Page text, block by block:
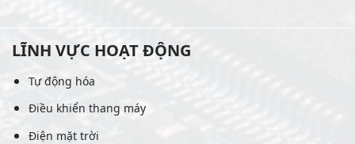
LĨNH VỰC HOẠT ĐỘNG
Tự động hóa
Điều khiển thang máy
Điện mặt trời